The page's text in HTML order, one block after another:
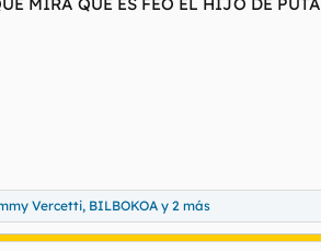
Vercetti, BILBOKOA y 2 más